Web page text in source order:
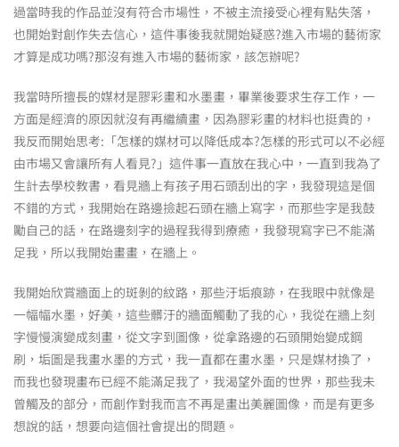
過當時我的作品並沒有符合市場性，不被主流接受心裡有點失落，
也開始對創作失去信心，這件事後我就開始疑惑?進入市場的藝術家
才算是成功嗎?那沒有進入市場的藝術家，該怎辦呢?
我當時所擅長的媒材是膠彩畫和水墨畫，畢業後要求生存工作，一
方面是經濟的原因就沒有再繼續畫，因為膠彩畫的材料也挺貴的，
我反而開始思考:「怎樣的媒材可以降低成本?怎樣的形式可以不必經
由市場又會讓所有人看見?」這件事一直放在我心中，一直到我為了
生計去學校教書，看見牆上有孩子用石頭刮出的字，我發現這是個
不錯的方式，我開始在路邊撿起石頭在牆上寫字，而那些字是我鼓
勵自己的話，在路邊刻字的過程我得到療癒，我發現寫字已不能滿
足我，所以我開始畫畫，在牆上。
我開始欣賞牆面上的斑剝的紋路，那些汙垢痕跡，在我眼中就像是
一幅幅水墨，好美，這些髒汙的牆面觸動了我的心，我從在牆上刻
字慢慢演變成刻畫，從文字到圖像，從拿路邊的石頭開始變成鋼
刷，垢圖是我畫水墨的方式，我一直都在畫水墨，只是媒材換了，
而我也發現畫布已經不能滿足我了，我渴望外面的世界，那些我未
曾觸及的部分，而創作對我而言不再是畫出美麗圖像，而是有更多
想說的話，想要向這個社會提出的問題。